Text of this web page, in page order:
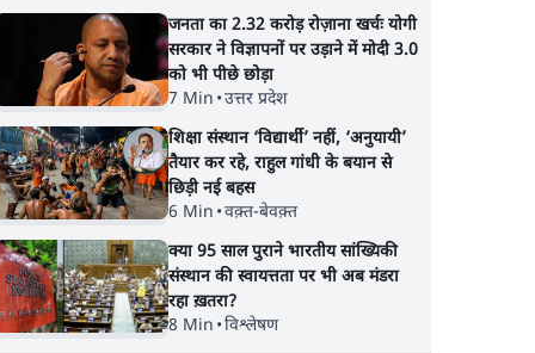
जनता का 2.32 करोड़ रोज़ाना खर्चः योगी
सरकार ने विज्ञापनों पर उड़ाने में मोदी 3.0
को भी पीछे छोड़ा
7 Min •उत्तर प्रदेश
शिक्षा संस्थान ‘विद्यार्थी’ नहीं, ‘अनुयायी’
तैयार कर रहे, राहुल गांधी के बयान से
छिड़ी नई बहस
6 Min •वक़्त-बेवक़्त
क्या 95 साल पुराने भारतीय सांख्यिकी
संस्थान की स्वायत्तता पर भी अब मंडरा
रहा ख़तरा?
8 Min •विश्लेषण